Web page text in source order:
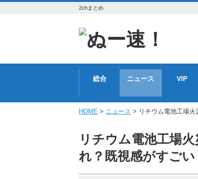
2chまとめ
総合 ニュース VIP
HOME > ニュース > リチウム電池工場
リチウム電池工場
れ？既視感がすごい